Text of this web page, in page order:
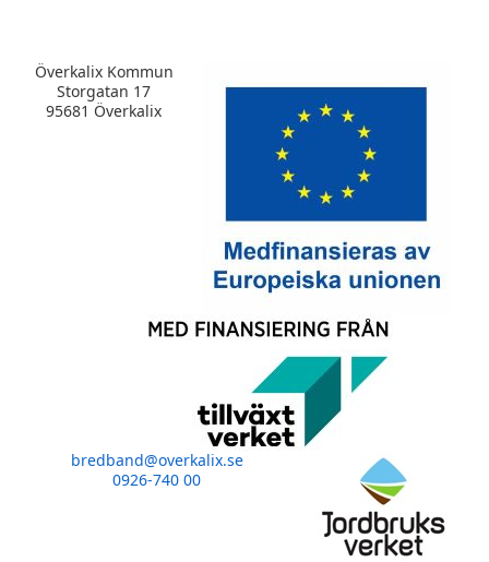
Överkalix Kommun
Storgatan 17
95681 Överkalix
bredband@overkalix.se
0926-740 00